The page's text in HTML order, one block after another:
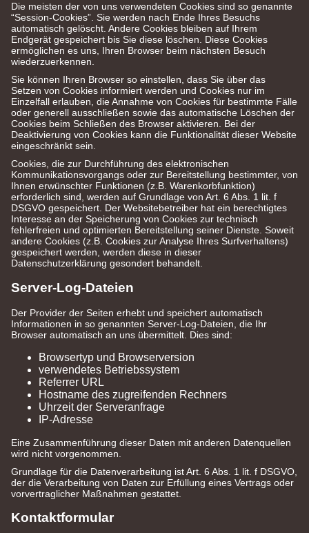
Die meisten der von uns verwendeten Cookies sind so genannte
“Session-Cookies”. Sie werden nach Ende Ihres Besuchs
automatisch gelöscht. Andere Cookies bleiben auf Ihrem
Endgerät gespeichert bis Sie diese löschen. Diese Cookies
ermöglichen es uns, Ihren Browser beim nächsten Besuch
wiederzuerkennen.
Sie können Ihren Browser so einstellen, dass Sie über das
Setzen von Cookies informiert werden und Cookies nur im
Einzelfall erlauben, die Annahme von Cookies für bestimmte Fälle
oder generell ausschließen sowie das automatische Löschen der
Cookies beim Schließen des Browser aktivieren. Bei der
Deaktivierung von Cookies kann die Funktionalität dieser Website
eingeschränkt sein.
Cookies, die zur Durchführung des elektronischen
Kommunikationsvorgangs oder zur Bereitstellung bestimmter, von
Ihnen erwünschter Funktionen (z.B. Warenkorbfunktion)
erforderlich sind, werden auf Grundlage von Art. 6 Abs. 1 lit. f
DSGVO gespeichert. Der Websitebetreiber hat ein berechtigtes
Interesse an der Speicherung von Cookies zur technisch
fehlerfreien und optimierten Bereitstellung seiner Dienste. Soweit
andere Cookies (z.B. Cookies zur Analyse Ihres Surfverhaltens)
gespeichert werden, werden diese in dieser
Datenschutzerklärung gesondert behandelt.
Server-Log-Dateien
Der Provider der Seiten erhebt und speichert automatisch
Informationen in so genannten Server-Log-Dateien, die Ihr
Browser automatisch an uns übermittelt. Dies sind:
Browsertyp und Browserversion
verwendetes Betriebssystem
Referrer URL
Hostname des zugreifenden Rechners
Uhrzeit der Serveranfrage
IP-Adresse
Eine Zusammenführung dieser Daten mit anderen Datenquellen
wird nicht vorgenommen.
Grundlage für die Datenverarbeitung ist Art. 6 Abs. 1 lit. f DSGVO,
der die Verarbeitung von Daten zur Erfüllung eines Vertrags oder
vorvertraglicher Maßnahmen gestattet.
Kontaktformular